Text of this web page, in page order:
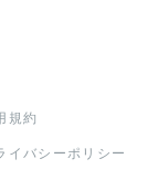
規約
イバシーポリシー